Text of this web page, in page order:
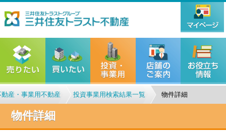
産・事業用不動産 投資事業用検索結果一覧 物件詳細
物件詳細